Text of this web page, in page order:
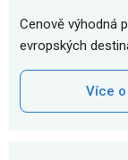
Cenově výhodná
evropských
Více